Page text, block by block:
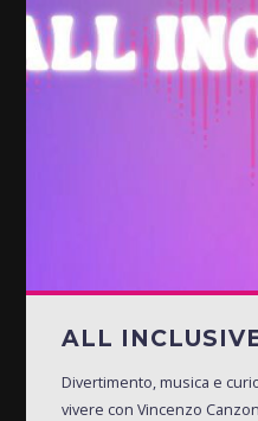
ALL
Divertimento, musica e
vivere con Vincenzo